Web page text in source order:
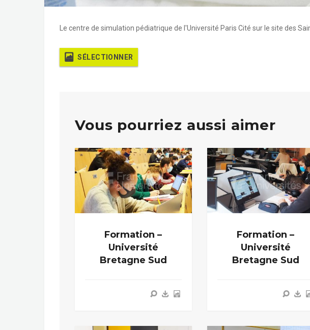
Le centre de simulation pédiatrique de l'Université Paris Cité sur le site des
SÉLECTIONNER
Vous pourriez aussi aimer
Formation –
Université
Bretagne Sud
Formation –
Université
Bretagne Sud